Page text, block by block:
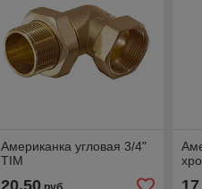
Американка угловая 3/4"
TIM